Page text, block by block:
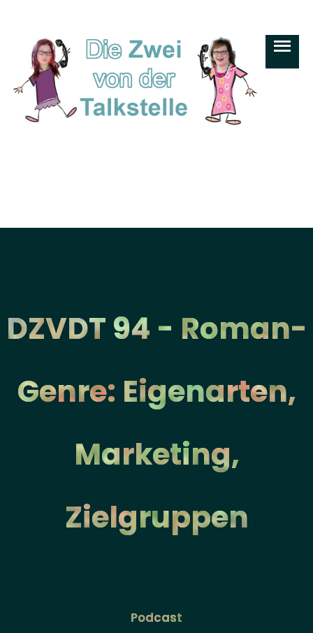
DZVDT 94 - Roman-
Genre: Eigenarten,
Marketing,
Zielgruppen
Podcast